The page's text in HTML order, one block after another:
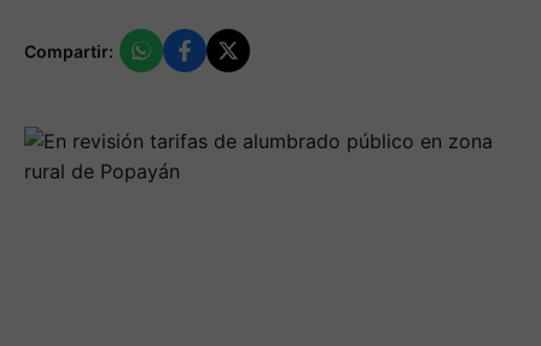
Compartir: